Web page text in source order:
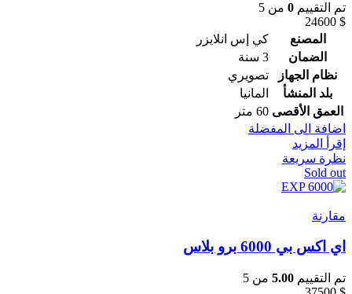
تم التقييم 0 من 5
24600 $
المصنع
كي إس انلايزر
الضمان
3 سنة
نظام الجهاز
تصويري
بلد المنشأ
المانيا
العمق الأقصى 60 متر
اضافة الى المفضلة
إقرأ المزيد
نظرة سريعة
Sold out
مقارنة
اي اكس بي 6000 برو بلاس
تم التقييم 5.00 من 5